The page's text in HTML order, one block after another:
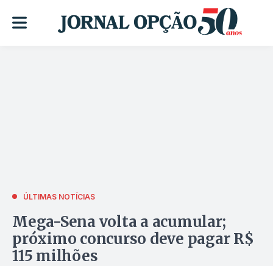
ÚLTIMAS NOTÍCIAS
Mega-Sena volta a acumular;
próximo concurso deve pagar R$
115 milhões